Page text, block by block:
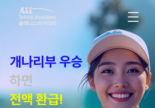
개나리부 우승
하면
전액 환급!